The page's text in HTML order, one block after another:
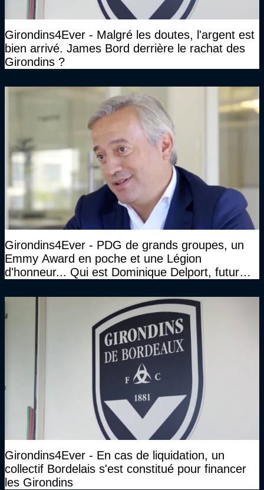
Girondins4Ever - Malgré les doutes, l'argent est
bien arrivé. James Bord derrière le rachat des
Girondins ?
Girondins4Ever - PDG de grands groupes, un
Emmy Award en poche et une Légion
d'honneur... Qui est Dominique Delport, futur
Girondins4Ever - En cas de liquidation, un
collectif Bordelais s'est constitué pour financer
les Girondins